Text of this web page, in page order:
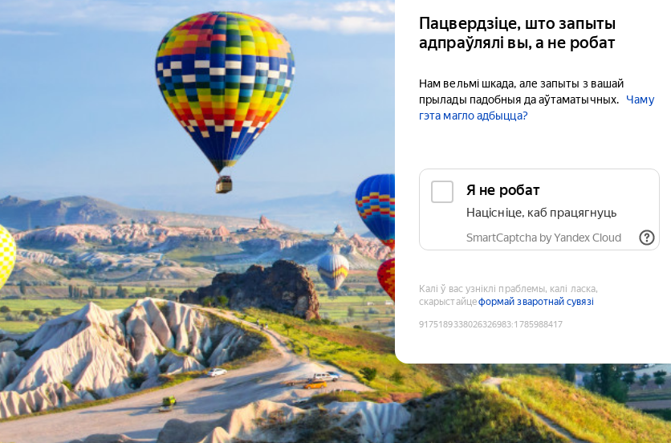
Пацвердзіце, што запыты
адпраўлялі вы, а не робат
Нам вельмі шкада, але запыты з вашай
прылады падобныя да аўтаматычных.
Чаму
гэта магло адбыцца?
Я не робат
Націсніце, каб працягнуць
SmartCaptcha by Yandex Cloud
Калі ў вас узніклі праблемы, калі ласка,
скарыстайцеформай зваротнай сувязі
9175189338026326983:1785988417